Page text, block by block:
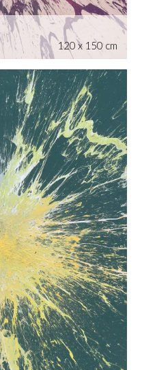
120 x 150 cm